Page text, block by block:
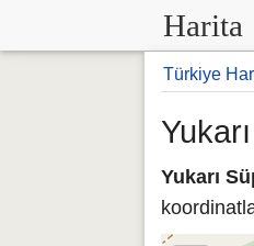
Harita
Türkiye
Yukarı